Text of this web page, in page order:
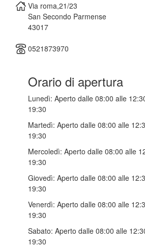
Via roma,21/23
San Secondo Parmense
43017
0521873970
Orario di apertura
Lunedì: Aperto dalle 08:00 alle
19:30
Martedì: Aperto dalle 08:00 alle
19:30
Mercoledì: Aperto dalle 08:00 alle
19:30
Giovedì: Aperto dalle 08:00 alle
19:30
Venerdì: Aperto dalle 08:00 alle
19:30
Sabato: Aperto dalle 08:00 alle
19:30